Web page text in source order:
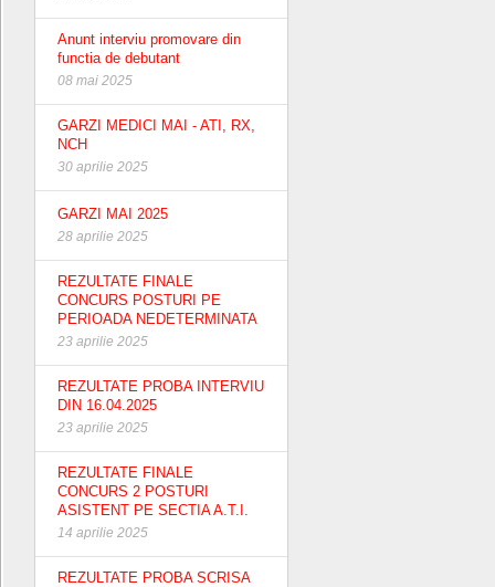
Anunt interviu promovare din
functia de debutant
08 mai 2025
GARZI MEDICI MAI - ATI, RX,
NCH
30 aprilie 2025
GARZI MAI 2025
28 aprilie 2025
REZULTATE FINALE
CONCURS POSTURI PE
PERIOADA NEDETERMINATA
23 aprilie 2025
REZULTATE PROBA INTERVIU
DIN 16.04.2025
23 aprilie 2025
REZULTATE FINALE
CONCURS 2 POSTURI
ASISTENT PE SECTIA A.T.I.
14 aprilie 2025
REZULTATE PROBA SCRISA